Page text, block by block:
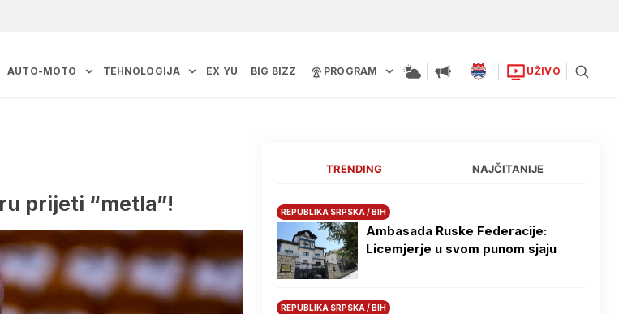
AUTO-MOTO TEHNOLOGIJA EX YU BIG BIZZ PROGRAM UŽIVO
prijeti “metla”!
TRENDING NAJČITANIJE
REPUBLIKA SRPSKA / BIH
Ambasada Ruske Federacije:
Licemjerje u svom punom sjaju
REPUBLIKA SRPSKA / BIH